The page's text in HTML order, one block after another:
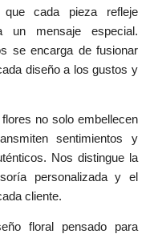
que cada pieza refleje
un mensaje especial.
se encarga de fusionar
diseño a los gustos y
no solo embellecen
sentimientos y
Nos distingue la
personalizada y el
cliente.
floral pensado para